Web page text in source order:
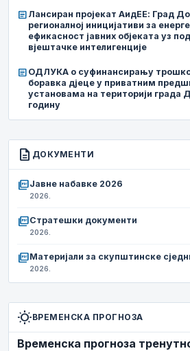
article Лансиран пројекат АидЕЕ: Град
регионалној иницијативи за
ефикасност јавних објеката уз
вјештачке интелигенције
article ОДЛУКА о суфинансирању
боравка дјеце у приватним
установама на територији града
годину
description ДОКУМЕНТИ
picture_as_pdfЈавне набавке 2026
2026.
picture_as_pdfСтратешки документи
2026.
picture_as_pdfМатеријали за скупштинске
2026.
wb_sunnyВРЕМЕНСКА ПРОГНОЗА
Временска прогноза